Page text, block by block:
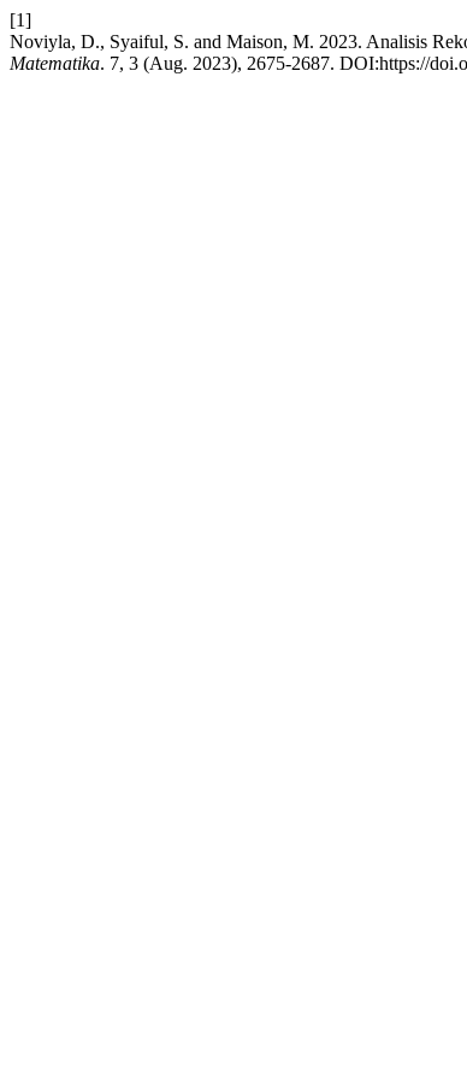
[1]
Noviyla, D., Syaiful, S. and Maison, M. 2023. Analisis
Matematika. 7, 3 (Aug. 2023), 2675-2687. DOI:https://